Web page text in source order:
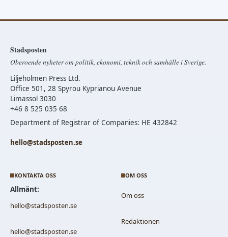
Stadsposten
Oberoende nyheter om politik, ekonomi, teknik och samhälle i Sverige.
Liljeholmen Press Ltd.
Office 501, 28 Spyrou Kyprianou Avenue
Limassol 3030
+46 8 525 035 68
Department of Registrar of Companies: HE 432842
hello@stadsposten.se
KONTAKTA OSS
Allmänt:
hello@stadsposten.se
hello@stadsposten.se
OM OSS
Om oss
Redaktionen